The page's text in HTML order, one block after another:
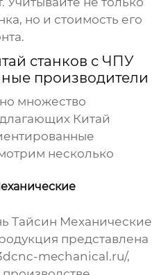
но и стоимость его
станков с ЧПУ
производители
множество
Китай
несколько
Тайсин Механические
представлена
mechanical.ru/,